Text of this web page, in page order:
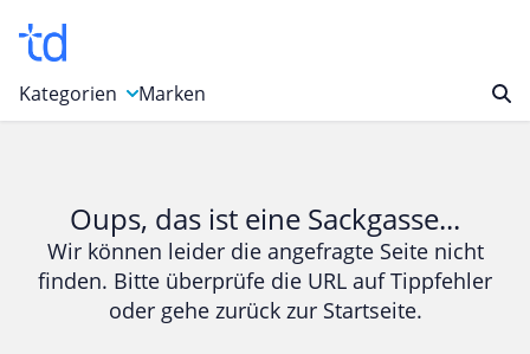
Kategorien
Bücher & Magazine
Computer & Elektronik
Entertainment & Media
Marken
Oups, das ist eine Sackgasse...
Wir können leider die angefragte Seite nicht
finden. Bitte überprüfe die URL auf Tippfehler
oder gehe zurück zur Startseite.